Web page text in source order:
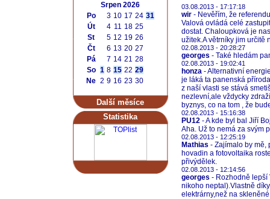
Srpen 2026
Po
3 10 17 24 31
Út
4 11 18 25
St
5 12 19 26
Čt
6 13 20 27
Pá
7 14 21 28
So 1 8 15 22 29
Ne 2 9 16 23 30
Další měsíce
Statistika
03.08.2013 - 17:17:18
wir - Nevěřím, že
Valová ovládá celé
dostat. Chaloupková je
užitek.A větrníky jim určitě
02.08.2013 - 20:28:27
georges - Také hledám
02.08.2013 - 19:02:41
honza - Alternativní
je láká ta panenská
z naší vlasti se stává
nezlevní,ale vždycky
byznys, co na tom , že
02.08.2013 - 15:16:38
PU12 - A kde byl bal Jiří
Aha. Už to nemá za svým
02.08.2013 - 12:25:19
Mathias - Zajímalo by mě,
hovadin a fotovoltaika
přivýdělek.
02.08.2013 - 12:14:56
georges - Rozhodně lepší
nikoho neptal).Vlastně
elektrárny,než na